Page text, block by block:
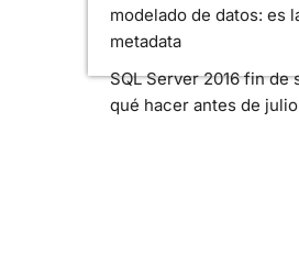
modelado de datos: es
metadata
SQL Server 2016 fin de
qué hacer antes de